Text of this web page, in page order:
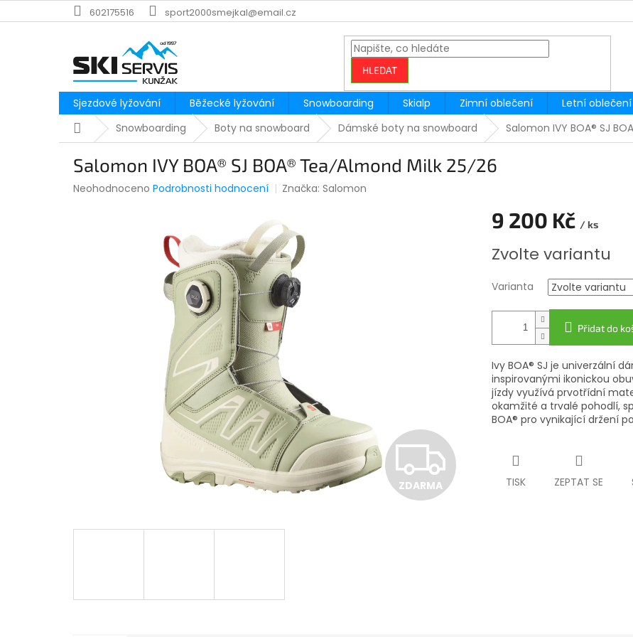
na
602175516 sport2000smejkal@email.cz
HLEDAT
Sjezdové lyžování Běžecké lyžování Snowboarding Skialp Zimní oblečení Letní oblečení
DomůSnowboarding Boty na snowboard Dámské boty na snowboard Salomon IVY BOA® SJ
Salomon IVY BOA® SJ BOA® Tea/Almond Milk 25/26
Průměrné
Neohodnoceno Podrobnosti hodnocení Značka:Salomon
Z
ZDARMA
9 200 Kč / ks
cena:
Zvolte variantu
Varianta
Přidat do
Ivy BOA® SJ je univerzální
inspirovanými ikonickou
jízdy využívá prvotřídní
okamžité a trvalé pohodlí,
BOA® pro vynikající držení
TISK ZEPTAT SE